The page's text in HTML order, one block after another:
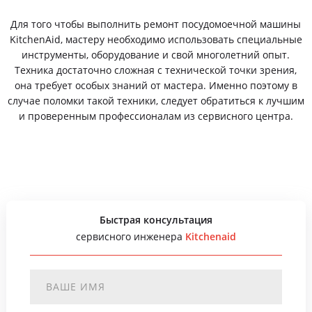
Для того чтобы выполнить ремонт посудомоечной машины
KitchenAid, мастеру необходимо использовать специальные
инструменты, оборудование и свой многолетний опыт.
Техника достаточно сложная с технической точки зрения,
она требует особых знаний от мастера. Именно поэтому в
случае поломки такой техники, следует обратиться к лучшим
и проверенным профессионалам из сервисного центра.
Быстрая консультация
сервисного инженера Kitchenaid